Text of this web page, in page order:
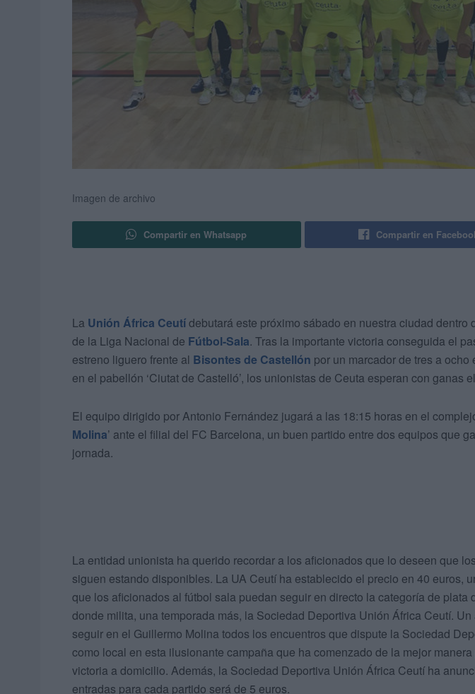
Imagen de archivo
Compartir en Whatsapp Compartir en
La Unión África Ceutídebutará este próximo sábado en nuestra ciudad dentro
de la Liga Nacional de Fútbol-Sala. Tras la importante victoria conseguida el
estreno liguero frente al Bisontes de Castellón por un marcador de tres a
en el pabellón ‘Ciutat de Castelló’, los unionistas de Ceuta esperan con ganas
El equipo dirigido por Antonio Fernández jugará a las 18:15 horas en el
Molina’ ante el filial del FC Barcelona, un buen partido entre dos equipos que
jornada.
La entidad unionista ha querido recordar a los aficionados que lo deseen que
siguen estando disponibles. La UA Ceutí ha establecido el precio en 40 euros,
que los aficionados al fútbol sala puedan seguir en directo la categoría de plata
donde milita, una temporada más, la Sociedad Deportiva Unión África Ceutí.
seguir en el Guillermo Molina todos los encuentros que dispute la Sociedad
como local en esta ilusionante campaña que ha comenzado de la mejor
victoria a domicilio. Además, la Sociedad Deportiva Unión África Ceutí ha
entradas para cada partido será de 5 euros.